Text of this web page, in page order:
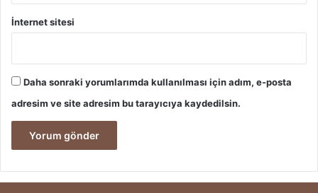
İnternet sitesi
Daha sonraki yorumlarımda kullanılması için adım, e-posta
adresim ve site adresim bu tarayıcıya kaydedilsin.